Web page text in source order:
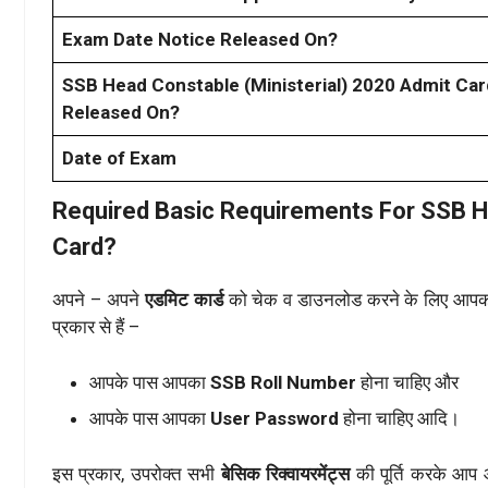
Exam Date Notice Released On?
SSB Head Constable (Ministerial) 2020 Admit
Released On?
Date of Exam
Required Basic Requirements For
Card?
अपने – अपनेएडमिट कार्डको चेक व डाउनलोड करने के लिए
प्रकार से हैं –
आपके पास आपका SSB Roll Number होना चाहिए और
आपके पास आपका User Password होना चाहिए आदि।
इस प्रकार, उपरोक्त सभीबेसिक रिक्वायरमेंट्सकी पूर्ति करके